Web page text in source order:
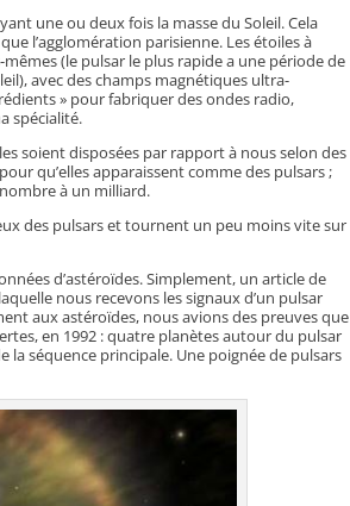
une ou deux fois la masse du Soleil. Cela
l’agglomération parisienne. Les étoiles à
(le pulsar le plus rapide a une période de
avec des champs magnétiques ultra-
» pour fabriquer des ondes radio,
spécialité.
soient disposées par rapport à nous selon des
qu’elles apparaissent comme des pulsars ;
à un milliard.
des pulsars et tournent un peu moins vite sur
d’astéroïdes. Simplement, un article de
nous recevons les signaux d’un pulsar
aux astéroïdes, nous avions des preuves que
en 1992 : quatre planètes autour du pulsar
la séquence principale. Une poignée de pulsars